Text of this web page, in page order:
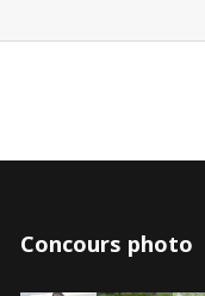
Concours photo